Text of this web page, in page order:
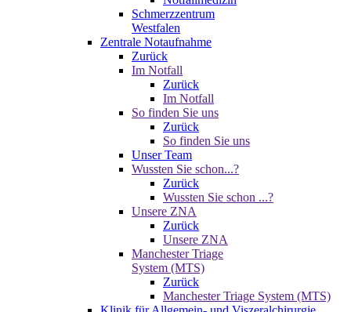
Schmerzzentrum
Westfalen
Zentrale Notaufnahme
Zurück
Im Notfall
Zurück
Im Notfall
So finden Sie uns
Zurück
So finden Sie uns
Unser Team
Wussten Sie schon...?
Zurück
Wussten Sie schon ...?
Unsere ZNA
Zurück
Unsere ZNA
Manchester Triage
System (MTS)
Zurück
Manchester Triage System (MTS)